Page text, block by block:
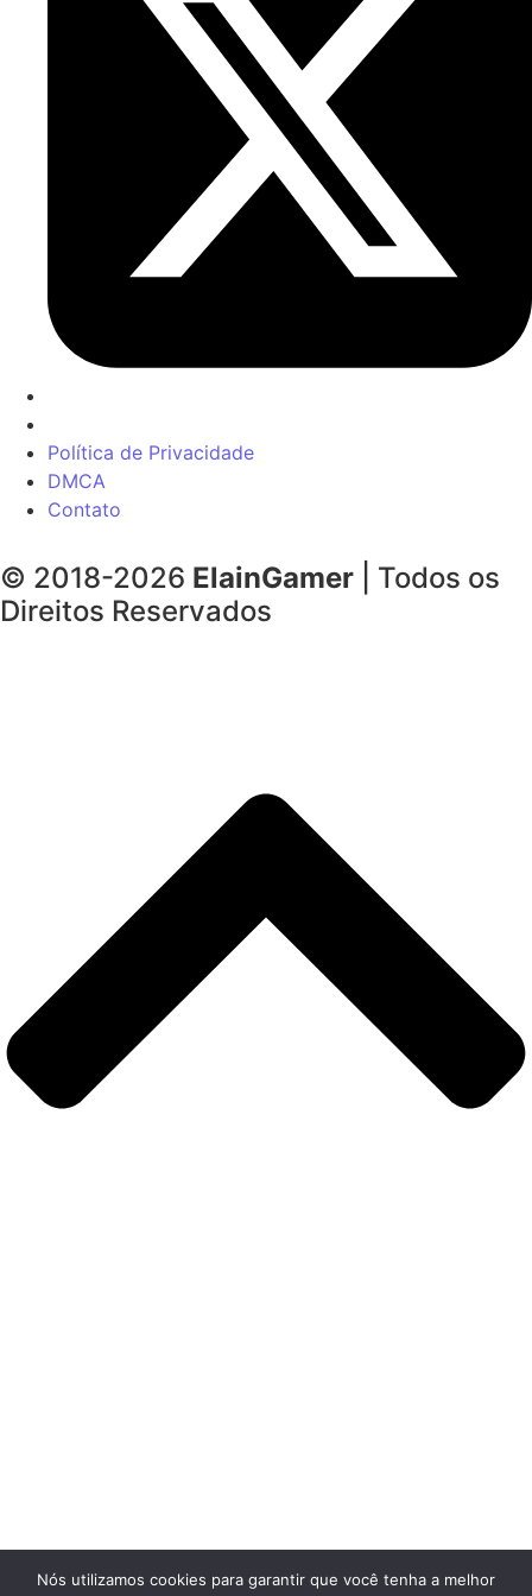
Política de Privacidade
DMCA
Contato
© 2018-2026 ElainGamer | Todos os
Direitos Reservados
Nós utilizamos cookies para garantir que você tenha a melhor